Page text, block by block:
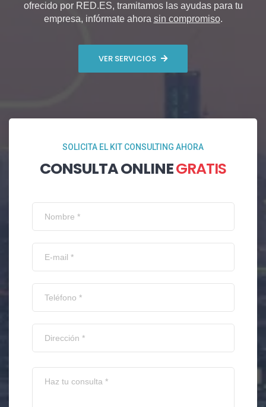
ofrecido por RED.ES, tramitamos las ayudas para tu
empresa, infórmate ahora sin compromiso.
VER SERVICIOS
SOLICITA EL KIT CONSULTING AHORA
CONSULTA ONLINEGRATIS